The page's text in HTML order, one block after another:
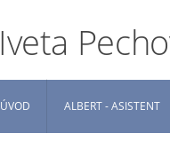
ÚVOD ALBERT - ASISTENT